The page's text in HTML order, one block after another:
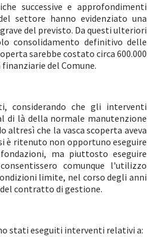
successive e approfondimenti
settore hanno evidenziato una
del previsto. Da questi ulteriori
consolidamento definitivo delle
sarebbe costato circa 600.000
del Comune.
considerando che gli interventi
di là della normale manutenzione
altresì che la vasca scoperta aveva
è ritenuto non opportuno eseguire
ma piuttosto eseguire
comunque l'utilizzo
limite, nel corso degli anni
contratto di gestione.
stati eseguiti interventi relativi a: